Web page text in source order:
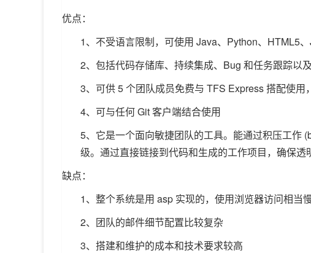
优点：
1、不受语言限制，可使用 Java、Python、HTML5
2、包括代码存储库、持续集成、Bug 和任务跟踪以
3、可供 5 个团队成员免费与 TFS Express 搭配使
4、可与任何 Git 客户端结合使用
5、它是一个面向敏捷团队的工具。能通过积压工作
级。通过直接链接到代码和生成的工作项目，确保透
缺点：
1、整个系统是用 asp 实现的，使用浏览器访问相当
2、团队的邮件细节配置比较复杂
3、搭建和维护的成本和技术要求较高